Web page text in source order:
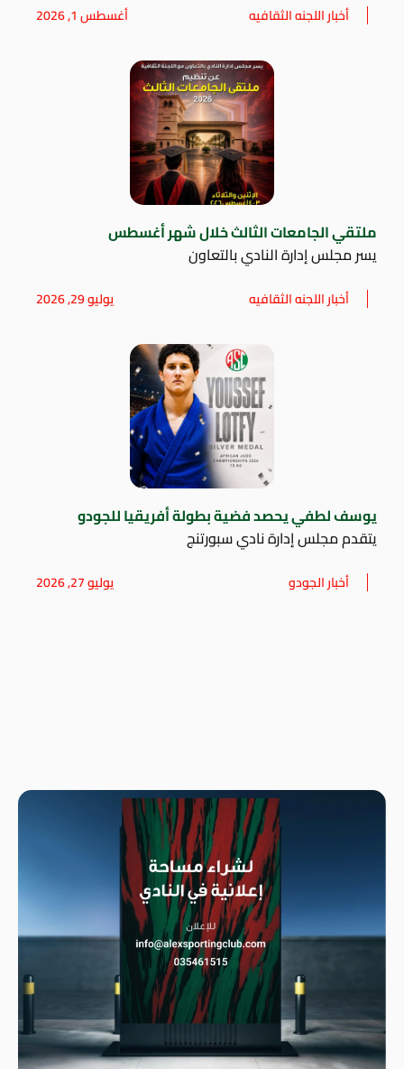
أخبار اللجنه الثقافيه أغسطس 1, 2026
ملتقي الجامعات الثالث خلال شهر أغسطس
يسر مجلس إدارة النادي بالتعاون
أخبار اللجنه الثقافيه يوليو 29, 2026
يوسف لطفي يحصد فضية بطولة أفريقيا للجودو
يتقدم مجلس إدارة نادي سبورتنج
أخبار الجودو يوليو 27, 2026